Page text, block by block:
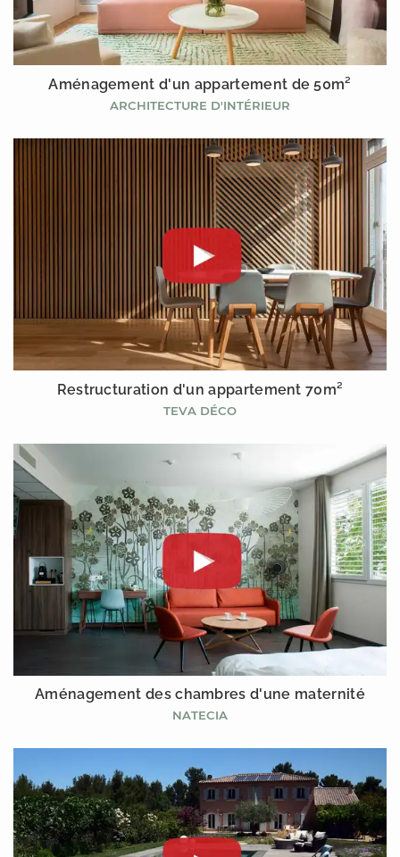
Aménagement d'un appartement de 50m²
ARCHITECTURE D'INTÉRIEUR
Restructuration d'un appartement 70m²
TEVA DÉCO
Aménagement des chambres d'une maternité
NATECIA